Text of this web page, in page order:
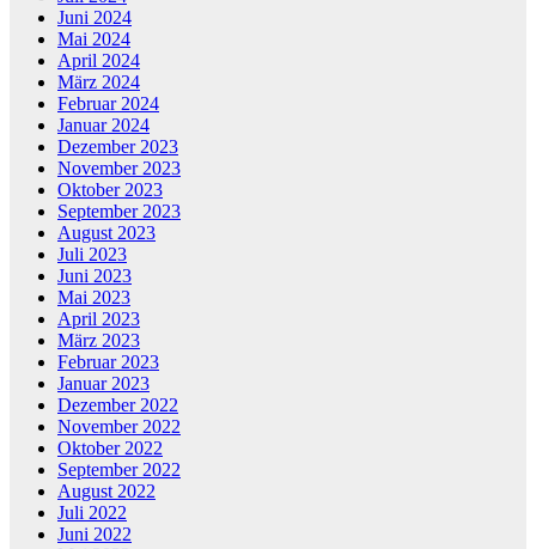
Juni 2024
Mai 2024
April 2024
März 2024
Februar 2024
Januar 2024
Dezember 2023
November 2023
Oktober 2023
September 2023
August 2023
Juli 2023
Juni 2023
Mai 2023
April 2023
März 2023
Februar 2023
Januar 2023
Dezember 2022
November 2022
Oktober 2022
September 2022
August 2022
Juli 2022
Juni 2022